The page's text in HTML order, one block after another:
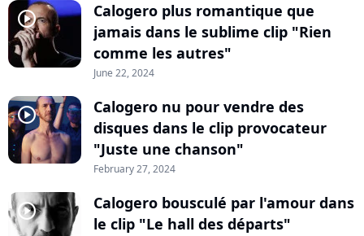
player2
Calogero plus romantique que
jamais dans le sublime clip "Rien
comme les autres"
June 22, 2024
player2
Calogero nu pour vendre des
disques dans le clip provocateur
"Juste une chanson"
February 27, 2024
player2
Calogero bousculé par l'amour dans
le clip "Le hall des départs"